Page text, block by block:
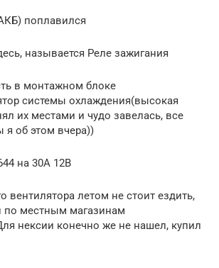
поплавился
называется Реле зажигания
в монтажном блоке
системы охлаждения(высокая
их местами и чудо завелась, все
я об этом вчера))
на 30А 12В
вентилятора летом не стоит ездить,
по местным магазинам
нексии конечно же не нашел, купил